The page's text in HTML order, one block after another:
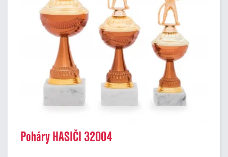
Poháry HASIČI 32004